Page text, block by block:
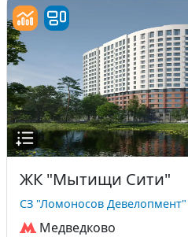
ЖК "Мытищи Сити"
СЗ "Ломоносов Девелопмент"
Медведково